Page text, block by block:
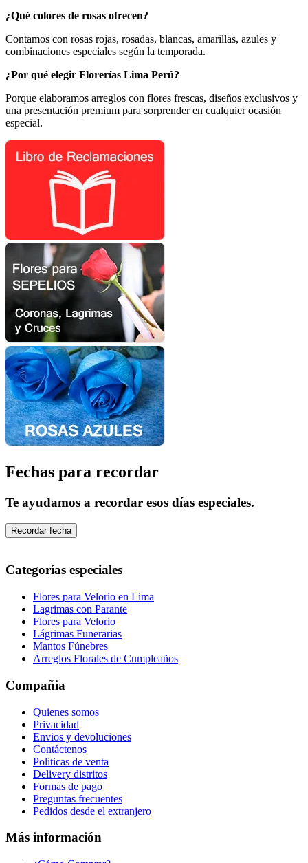
¿Qué colores de rosas ofrecen?
Contamos con rosas rojas, rosadas, blancas, amarillas, azules y
combinaciones especiales según la temporada.
¿Por qué elegir Florerías Lima Perú?
Porque elaboramos arreglos con flores frescas, diseños exclusivos y
una presentación premium para sorprender en cualquier ocasión
especial.
Fechas para recordar
Te ayudamos a recordar esos días especiales.
Recordar fecha
Categorías especiales
Flores para Velorio en Lima
Lagrimas con Parante
Flores para Velorio
Lágrimas Funerarias
Mantos Fúnebres
Arreglos Florales de Cumpleaños
Compañia
Quienes somos
Privacidad
Envios y devoluciones
Contáctenos
Politicas de venta
Delivery distritos
Formas de pago
Preguntas frecuentes
Pedidos desde el extranjero
Más información